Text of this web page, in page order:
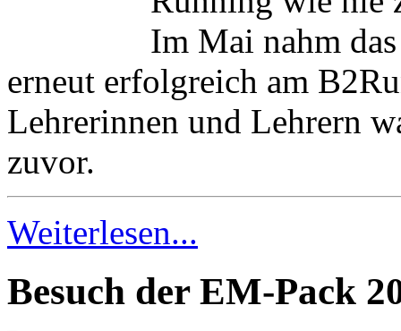
Im Mai nahm
erneut erfolgreich am
Lehrerinnen und Lehrern
zuvor.
Weiterlesen...
Besuch der EM-Pack